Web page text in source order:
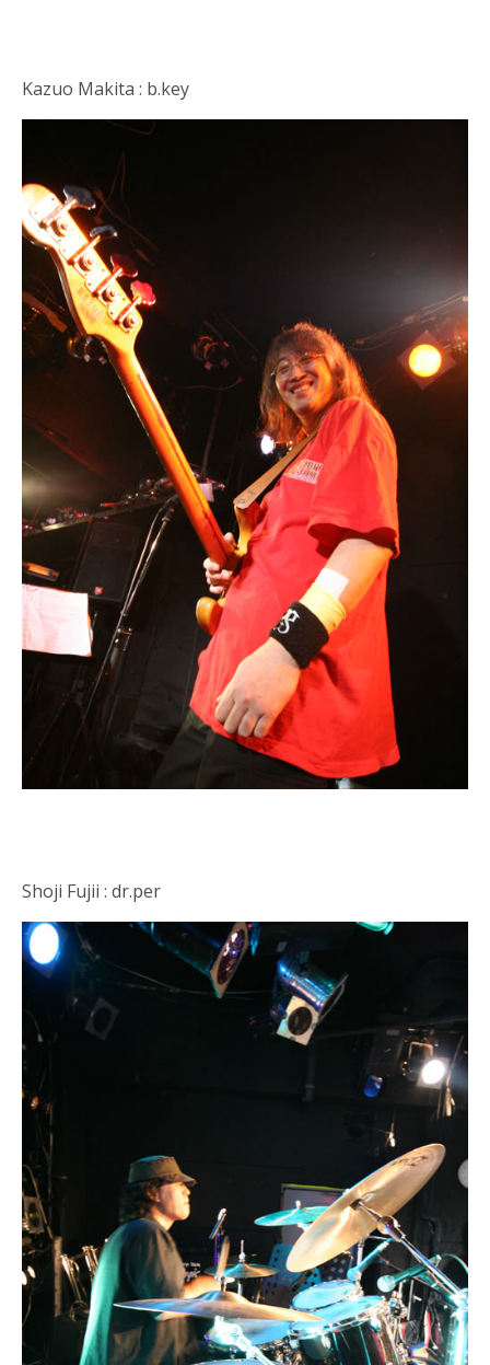
Kazuo Makita : b.key
Shoji Fujii : dr.per